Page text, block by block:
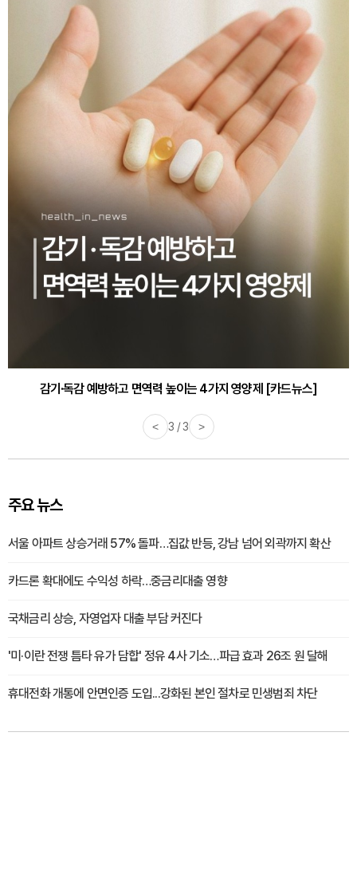
감기·독감 예방하고 면역력 높이는 4가지 영양제 [카드뉴스]
< 3 / 3 >
주요 뉴스
서울 아파트 상승거래 57% 돌파…집값 반등, 강남 넘어 외곽까지 확산
카드론 확대에도 수익성 하락…중금리대출 영향
국채금리 상승, 자영업자 대출 부담 커진다
'미·이란 전쟁 틈타 유가 담합' 정유 4사 기소…파급 효과 26조 원 달해
휴대전화 개통에 안면인증 도입...강화된 본인 절차로 민생범죄 차단